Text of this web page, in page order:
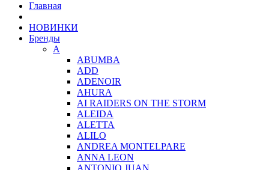
Главная
НОВИНКИ
Бренды
A
ABUMBA
ADD
ADENOIR
AHURA
AI RAIDERS ON THE STORM
ALEIDA
ALETTA
ALILO
ANDREA MONTELPARE
ANNA LEON
ANTONIO JUAN